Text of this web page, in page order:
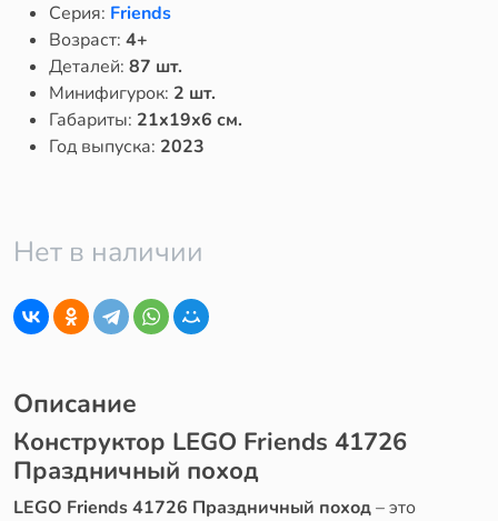
Серия: Friends
Возраст: 4+
Деталей: 87 шт.
Минифигурок: 2 шт.
Габариты: 21x19x6 см.
Год выпуска: 2023
Нет в наличии
Описание
Конструктор LEGO Friends 41726
Праздничный поход
LEGO Friends 41726 Праздничный поход– это